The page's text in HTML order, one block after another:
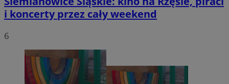
i koncerty przez cały weekend
6